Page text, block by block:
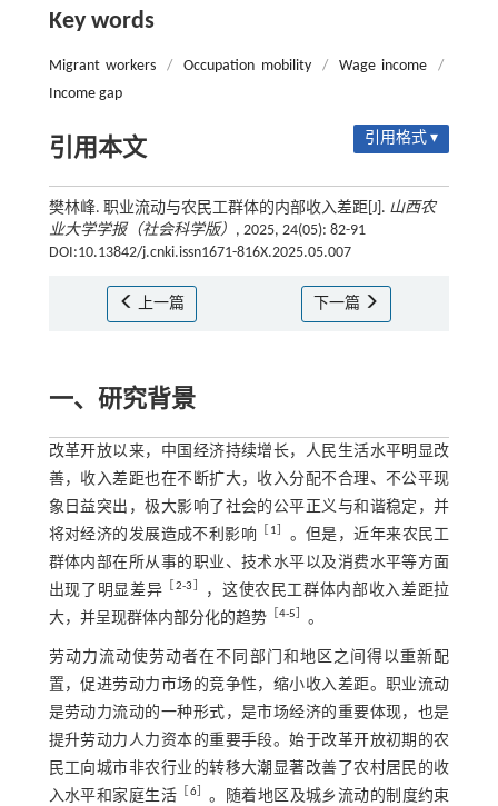
Key words
Migrant workers / Occupation mobility / Wage income
/
Income gap
引用本文 引用格式 ▾
樊林峰. 职业流动与农民工群体的内部收入差距[J]. 山西农
业大学学报（社会科学版） , 2025, 24(05): 82-91
DOI:10.13842/j.cnki.issn1671-816X.2025.05.007
上一篇 下一篇
一、研究背景
改革开放以来，中国经济持续增长，人民生活水平明显改
善，收入差距也在不断扩大，收入分配不合理、不公平现
象日益突出，极大影响了社会的公平正义与和谐稳定，并
将对经济的发展造成不利影响
1
。但是，近年来农民工
群体内部在所从事的职业、技术水平以及消费水平等方面
出现了明显差异
2⁃3
，这使农民工群体内部收入差距拉
大，并呈现群体内部分化的趋势［ 4⁃5 。
劳动力流动使劳动者在不同部门和地区之间得以重新配
置，促进劳动力市场的竞争性，缩小收入差距。职业流动
是劳动力流动的一种形式，是市场经济的重要体现，也是
提升劳动力人力资本的重要手段。始于改革开放初期的农
民工向城市非农行业的转移大潮显著改善了农村居民的收
入水平和家庭生活
6］ 。随着地区及城乡流动的制度约束